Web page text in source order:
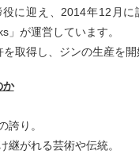
に迎え、2014年12月に
」が運営しています。
を取得し、ジンの生産を
か
誇り。
継がれる芸術や伝統。